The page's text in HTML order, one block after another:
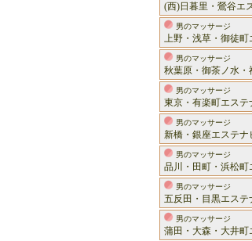
(西)日暮里・鶯谷エ
男のマッサージ
上野・浅草・御徒町
男のマッサージ
秋葉原・御茶ノ水・
男のマッサージ
東京・有楽町エステ
男のマッサージ
新橋・銀座エステナ
男のマッサージ
品川・田町・浜松町
男のマッサージ
五反田・目黒エステ
男のマッサージ
蒲田・大森・大井町